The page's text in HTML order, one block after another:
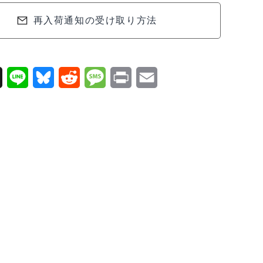
再入荷通知の受け取り方法
X B R M